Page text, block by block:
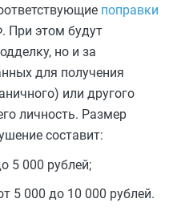
поправки
При этом будут
но и за
для получения
или другого
личность. Размер
составит:
5 000 рублей;
5 000 до 10 000 рублей.